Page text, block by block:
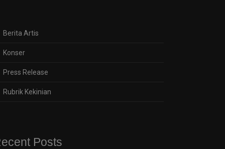
Berita Artis
Konser
Press Release
Rubrik Kekinian
Posts